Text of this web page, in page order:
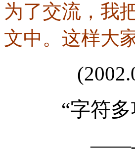
为了交流，我
文中。这样大
“字符
——